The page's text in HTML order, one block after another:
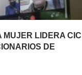
MUJER LIDERA
DE